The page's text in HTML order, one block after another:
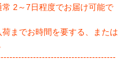
2～7日程度でお届け可能で
までお時間を要する、または